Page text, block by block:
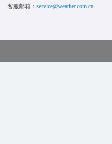
客服邮箱： service@weather.com.cn